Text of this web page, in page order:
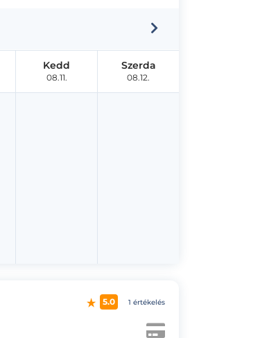
Kedd
08.11.
Szerda
08.12.
5.0 1 értékelés